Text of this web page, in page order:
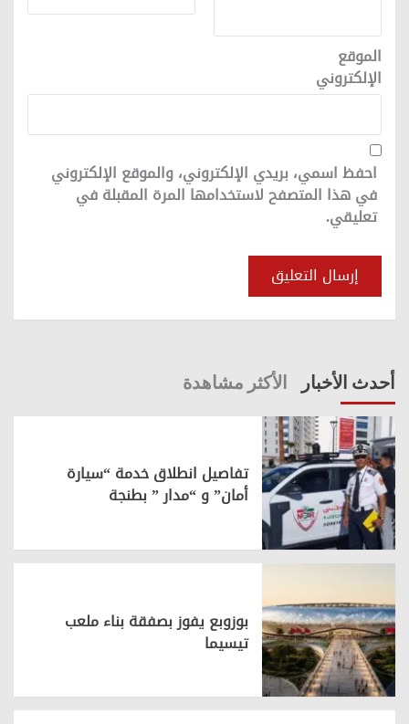
الموقع
الإلكتروني
احفظ اسمي، بريدي الإلكتروني، والموقع الإلكتروني
في هذا المتصفح لاستخدامها المرة المقبلة في
تعليقي.
أحدث الأخبار الأكثر مشاهدة
تفاصيل انطلاق خدمة “سيارة
أمان” و “مدار ” بطنجة
بوزوبع يفوز بصفقة بناء ملعب
تيسيما